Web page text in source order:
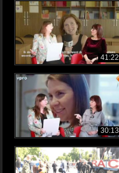
41:22
30:13